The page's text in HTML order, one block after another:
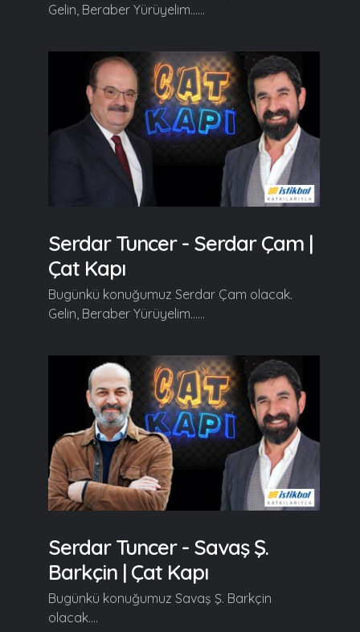
Gelin, Beraber Yürüyelim......
Serdar Tuncer - Serdar Çam |
Çat Kapı
Bugünkü konuğumuz Serdar Çam olacak.
Gelin, Beraber Yürüyelim......
Serdar Tuncer - Savaş Ş.
Barkçin | Çat Kapı
Bugünkü konuğumuz Savaş Ş. Barkçin
olacak....